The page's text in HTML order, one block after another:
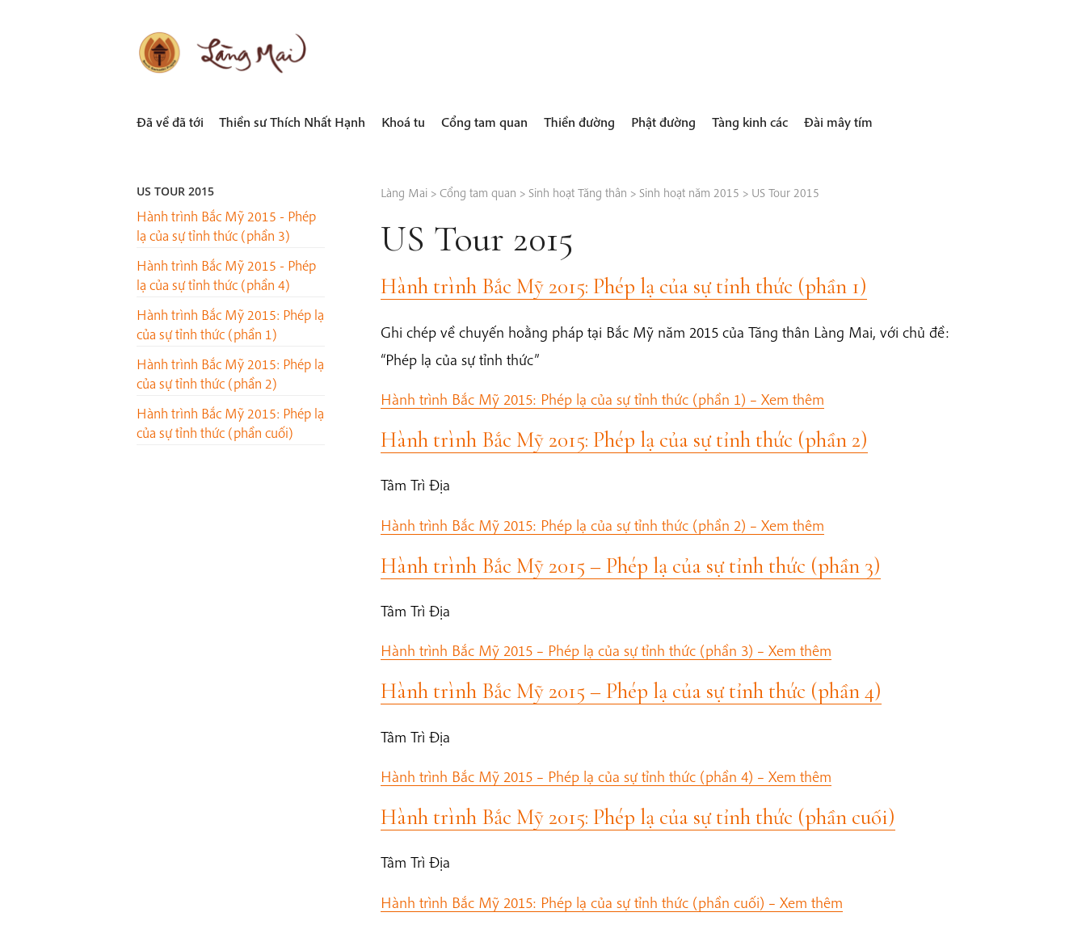
LÀNG MAI
Đã về đã tới Thiền sư Thích Nhất Hạnh Khoá tu Cổng tam quan Thiền đường Phật đường Tàng kinh các Đài mây tím
US TOUR 2015
Hành trình Bắc Mỹ 2015 - Phép
lạ của sự tỉnh thức (phần 3)
Hành trình Bắc Mỹ 2015 - Phép
lạ của sự tỉnh thức (phần 4)
Hành trình Bắc Mỹ 2015: Phép lạ
của sự tỉnh thức (phần 1)
Hành trình Bắc Mỹ 2015: Phép lạ
của sự tỉnh thức (phần 2)
Hành trình Bắc Mỹ 2015: Phép lạ
của sự tỉnh thức (phần cuối)
Làng Mai> Cổng tam quan > Sinh hoạt Tăng thân > Sinh hoạt năm 2015 > US Tour 2015
US Tour 2015
Hành trình Bắc Mỹ 2015: Phép lạ của sự tỉnh thức (phần 1)
Ghi chép về chuyến hoằng pháp tại Bắc Mỹ năm 2015 của Tăng thân Làng Mai, với chủ đề:
“Phép lạ của sự tỉnh thức”
Hành trình Bắc Mỹ 2015: Phép lạ của sự tỉnh thức (phần 1) – Xem thêm
Hành trình Bắc Mỹ 2015: Phép lạ của sự tỉnh thức (phần 2)
Tâm Trì Địa
Hành trình Bắc Mỹ 2015: Phép lạ của sự tỉnh thức (phần 2) – Xem thêm
Hành trình Bắc Mỹ 2015 – Phép lạ của sự tỉnh thức (phần 3)
Tâm Trì Địa
Hành trình Bắc Mỹ 2015 – Phép lạ của sự tỉnh thức (phần 3) – Xem thêm
Hành trình Bắc Mỹ 2015 – Phép lạ của sự tỉnh thức (phần 4)
Tâm Trì Địa
Hành trình Bắc Mỹ 2015 – Phép lạ của sự tỉnh thức (phần 4) – Xem thêm
Hành trình Bắc Mỹ 2015: Phép lạ của sự tỉnh thức (phần cuối)
Tâm Trì Địa
Hành trình Bắc Mỹ 2015: Phép lạ của sự tỉnh thức (phần cuối) – Xem thêm